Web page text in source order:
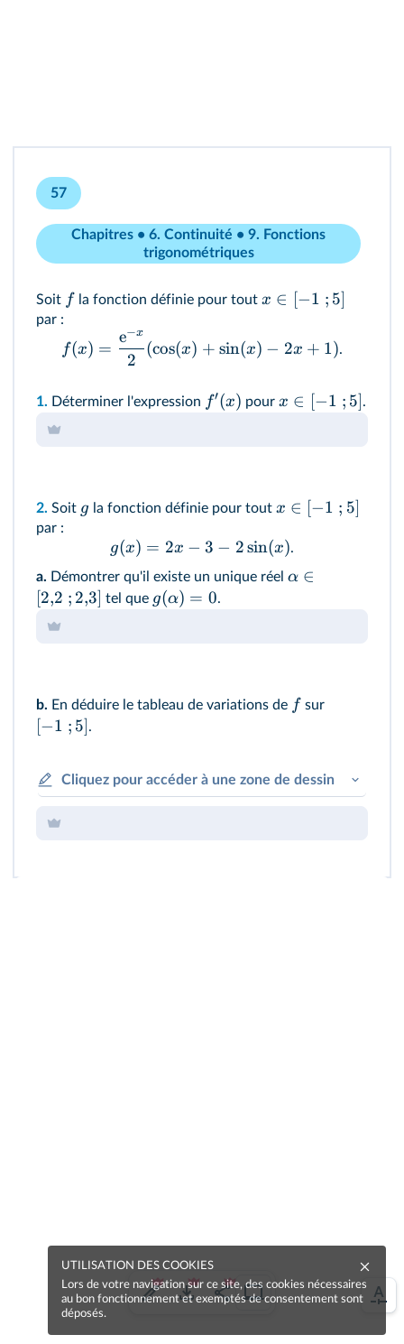
57
Chapitres • 6. Continuité • 9. Fonctions
trigonométriques
Soit f la fonction définie pour toutx ∈ [−1 ; 5]
par :
f(x) =
2
e−x
(cos(x) + sin(x) − 2x + 1).
1. Déterminer l'expression f′(x) pourx ∈ [−1 ; 5].
2. Soit g la fonction définie pour tout x ∈ [−1 ; 5]
par :
g(x) = 2x − 3 − 2sin(x).
a. Démontrer qu'il existe un unique réel α ∈
[2,2 ; 2,3] tel que g(α) = 0.
b. En déduire le tableau de variations de f sur
[−1 ; 5].
Cliquez pour accéder à une zone de dessin
UTILISATION DES COOKIES
Lors de votre navigation sur ce site, des cookies nécessaires
au bon fonctionnement et exemptés de consentement sont
déposés.